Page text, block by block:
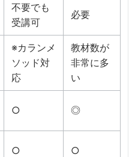
不要でも
受講可
必要
※カランメ
ソッド対
応
教材数が
非常に多
い
○ ◎
○ ○